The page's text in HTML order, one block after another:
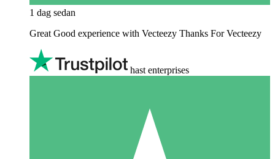
1 dag sedan
Great Good experience with Vecteezy Thanks For Vecteezy
hast enterprises